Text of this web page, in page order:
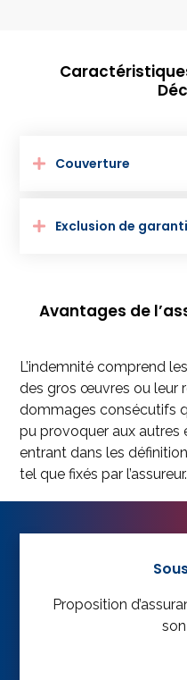
Couverture
Exclusion de
Avantages de
L’indemnité comprend
des gros œuvres ou leur
dommages consécutifs
pu provoquer aux
entrant dans les
tel que fixés par l’assureur.
Proposition